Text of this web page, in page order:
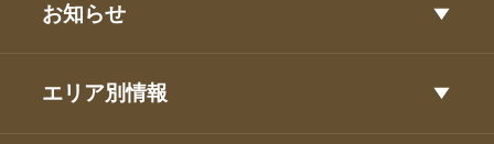
お知らせ
エリア別情報